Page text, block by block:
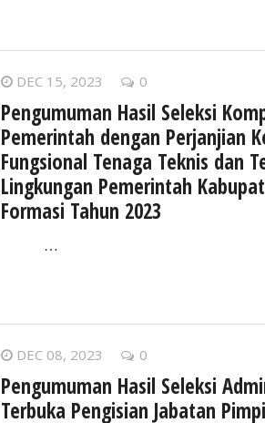
DEC 15, 2023 0
Pengumuman Hasil Seleksi
Pemerintah dengan Perjanjian
Fungsional Tenaga Teknis dan
Lingkungan Pemerintah
Formasi Tahun 2023
…
DEC 08, 2023 0
Pengumuman Hasil Seleksi
Terbuka Pengisian Jabatan